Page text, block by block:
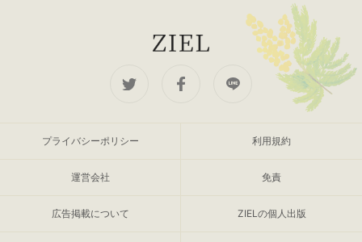
プライバシーポリシー 利用規約
運営会社 免責
広告掲載について ZIELの個人出版